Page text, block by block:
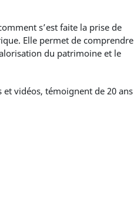
s’est faite la prise de
Elle permet de comprendre
du patrimoine et le
vidéos, témoignent de 20 ans